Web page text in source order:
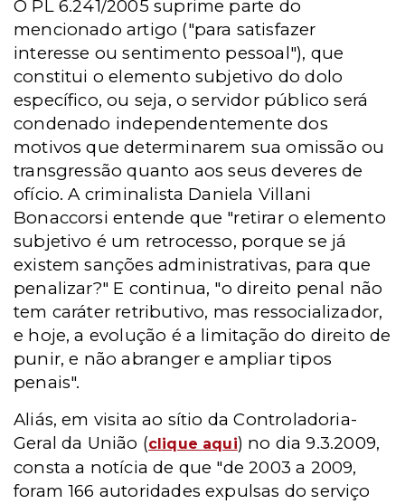
O PL 6.241/2005 suprime parte do
mencionado artigo ("para satisfazer
interesse ou sentimento pessoal"), que
constitui o elemento subjetivo do dolo
específico, ou seja, o servidor público será
condenado independentemente dos
motivos que determinarem sua omissão ou
transgressão quanto aos seus deveres de
ofício. A criminalista Daniela Villani
Bonaccorsi entende que "retirar o elemento
subjetivo é um retrocesso, porque se já
existem sanções administrativas, para que
penalizar?" E continua, "o direito penal não
tem caráter retributivo, mas ressocializador,
e hoje, a evolução é a limitação do direito de
punir, e não abranger e ampliar tipos
penais".
Aliás, em visita ao sítio da Controladoria-
Geral da União (clique aqui) no dia 9.3.2009,
consta a notícia de que "de 2003 a 2009,
foram 166 autoridades expulsas do serviço